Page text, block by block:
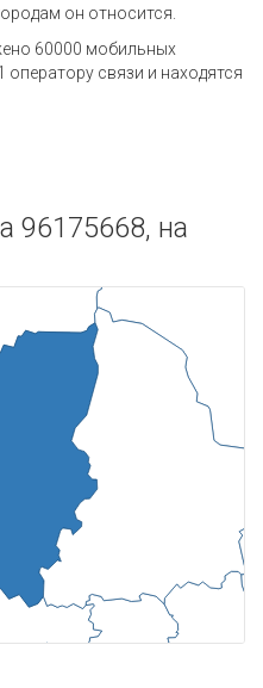
он относится.
60000 мобильных
связи и находятся
96175668, на